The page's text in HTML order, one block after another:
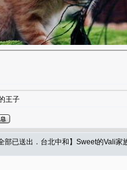
王子
全部已送出．台北中和】Sweet的Vali